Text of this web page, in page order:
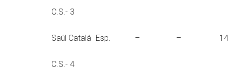
C.S.- 3
Saúl Catalá -
C.S.- 4